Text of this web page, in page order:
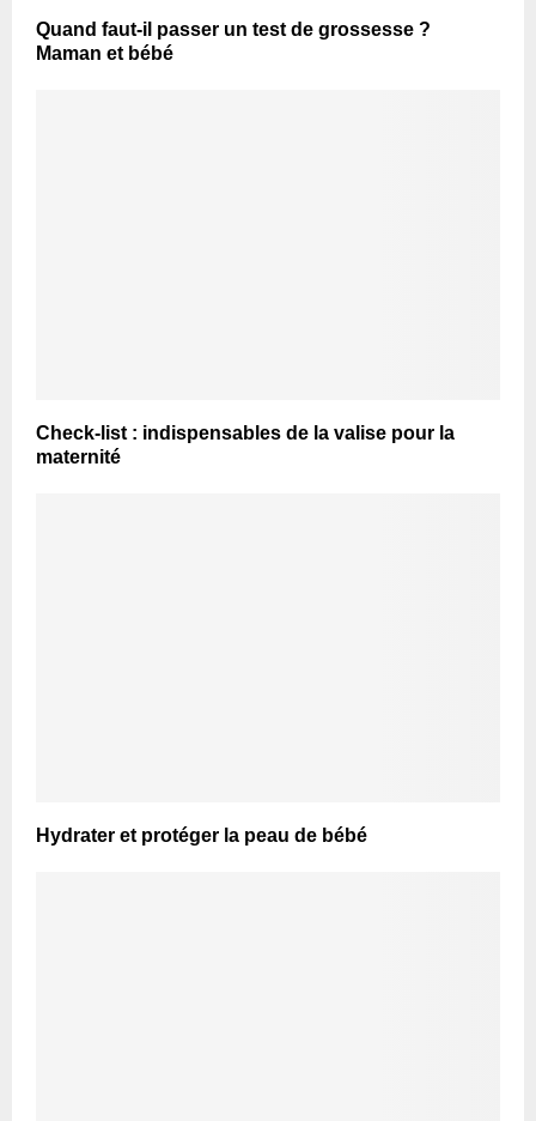
Quand faut-il passer un test de grossesse ?
Maman et bébé
Check-list : indispensables de la valise pour la
maternité
Hydrater et protéger la peau de bébé